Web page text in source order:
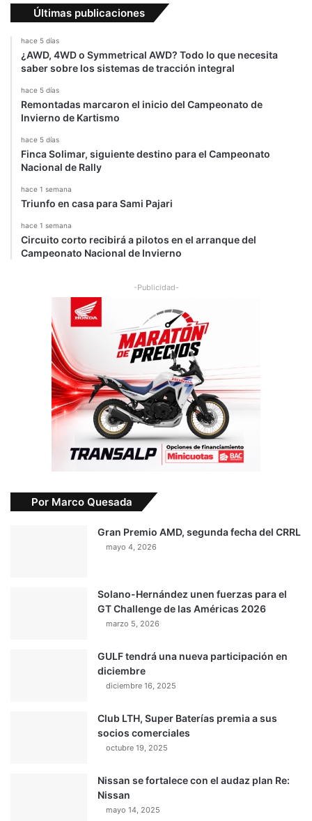
e
l
Últimas publicaciones
hace 5 días
¿AWD, 4WD o Symmetrical AWD? Todo lo que necesita
saber sobre los sistemas de tracción integral
hace 5 días
Remontadas marcaron el inicio del Campeonato de
Invierno de Kartismo
hace 5 días
Finca Solimar, siguiente destino para el Campeonato
Nacional de Rally
hace 1 semana
Triunfo en casa para Sami Pajari
hace 1 semana
Circuito corto recibirá a pilotos en el arranque del
Campeonato Nacional de Invierno
-Publicidad-
Por Marco Quesada
Gran Premio AMD, segunda fecha del CRRL
mayo 4, 2026
Solano-Hernández unen fuerzas para el
GT Challenge de las Américas 2026
marzo 5, 2026
GULF tendrá una nueva participación en
diciembre
diciembre 16, 2025
Club LTH, Super Baterías premia a sus
socios comerciales
octubre 19, 2025
Nissan se fortalece con el audaz plan Re:
Nissan
mayo 14, 2025